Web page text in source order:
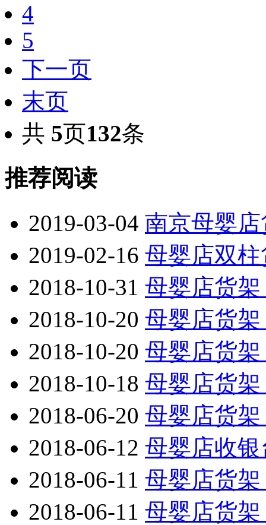
4
5
下一页
末页
共 5页132条
推荐阅读
2019-03-04 南京母婴
2019-02-16 母婴店双
2018-10-31 母婴店货
2018-10-20 母婴店货
2018-10-20 母婴店货
2018-10-18 母婴店货
2018-06-20 母婴店货
2018-06-12 母婴店收银
2018-06-11 母婴店货
2018-06-11 母婴店货